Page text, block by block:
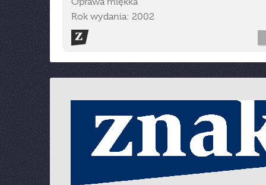
Rok wydania: 2002